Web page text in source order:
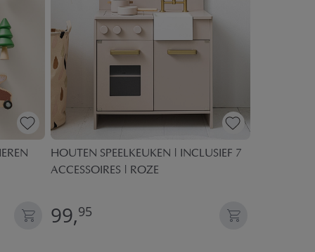
HOUTEN SPEELKEUKEN | INCLUSIEF 7
ACCESSOIRES | ROZE
99,95